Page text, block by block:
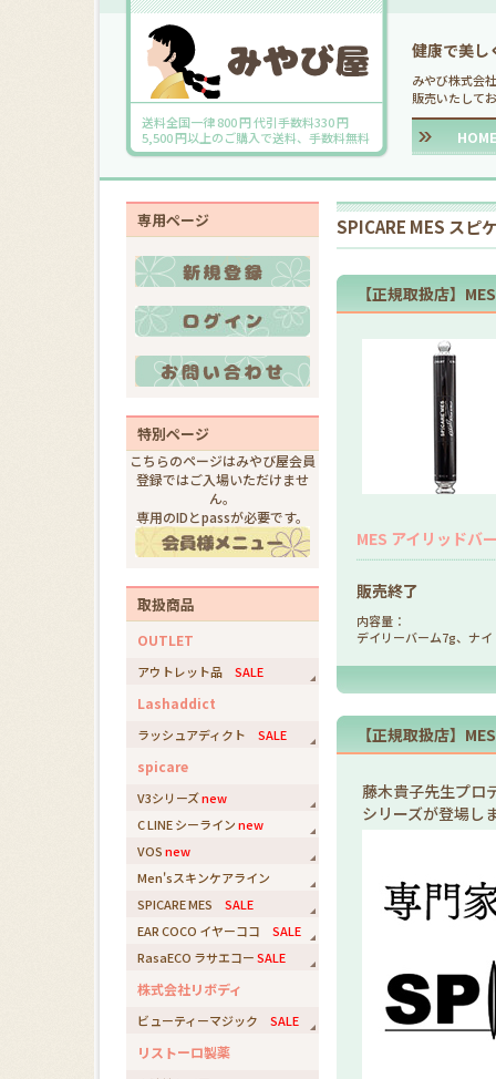
送料全国一律 800 円 代引手数料330 円
5,500 円以上のご購入で送料、手数料無料
健康で美し
みやび株式会
販売いたして
HOME
専用ページ
特別ページ
こちらのページはみやび屋会員
登録ではご入場いただけませ
ん。
専用のIDとpassが必要です。
取扱商品
OUTLET
アウトレット品 SALE
Lashaddict
ラッシュアディクト SALE
spicare
V3シリーズnew
C LINE シーラインnew
VOSnew
Men'sスキンケアライン
SPICARE MES SALE
EAR COCO イヤーココ SALE
RasaECO ラサエコーSALE
株式会社リボディ
ビューティーマジック SALE
リストーロ製薬
SPICARE MES ス
【正規取扱店】
MES アイリッドバ
販売終了
内容量：
デイリーバーム7g、ナ
【正規取扱店】
藤木貴子先生プロ
シリーズが登場し